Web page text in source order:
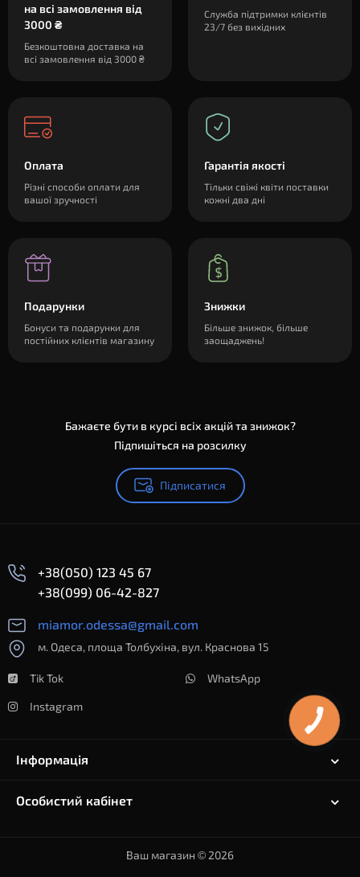
на всі замовлення від
3000 ₴
Безкоштовна доставка на
всі замовлення від 3000 ₴
Служба підтримки клієнтів
23/7 без вихідних
Оплата
Різні способи оплати для
вашої зручності
Гарантія якості
Тільки свіжі квіти поставки
кожні два дні
Подарунки
Бонуси та подарунки для
постійних клієнтів магазину
Знижки
Більше знижок, більше
заощаджень!
Бажаєте бути в курсі всіх акцій та знижок?
Підпишіться на розсилку
Підписатися
+38(050) 123 45 67
+38(099) 06-42-827
miamor.odessa@gmail.com
м. Одеса, площа Толбухіна, вул. Краснова 15
Tik Tok
Instagram
WhatsApp
Інформація
Особистий кабінет
Ваш магазин © 2026